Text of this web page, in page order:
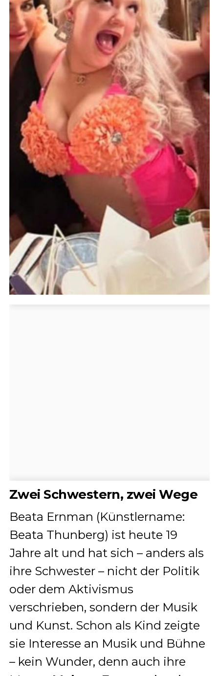
Zwei Schwestern, zwei Wege
Beata Ernman (Künstlername:
Beata Thunberg) ist heute 19
Jahre alt und hat sich – anders als
ihre Schwester – nicht der Politik
oder dem Aktivismus
verschrieben, sondern der Musik
und Kunst. Schon als Kind zeigte
sie Interesse an Musik und Bühne
– kein Wunder, denn auch ihre